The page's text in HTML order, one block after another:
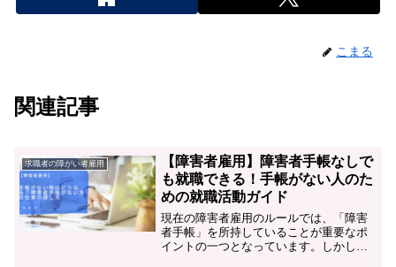
こまる
関連記事
求職者の障がい者雇用
【障害者雇用】障害者手帳なしで
も就職できる！手帳がない人のた
めの就職活動ガイド
現在の障害者雇用のルールでは、「障害
者手帳」を所持していることが重要なポ
イントの一つとなっています。しかし、